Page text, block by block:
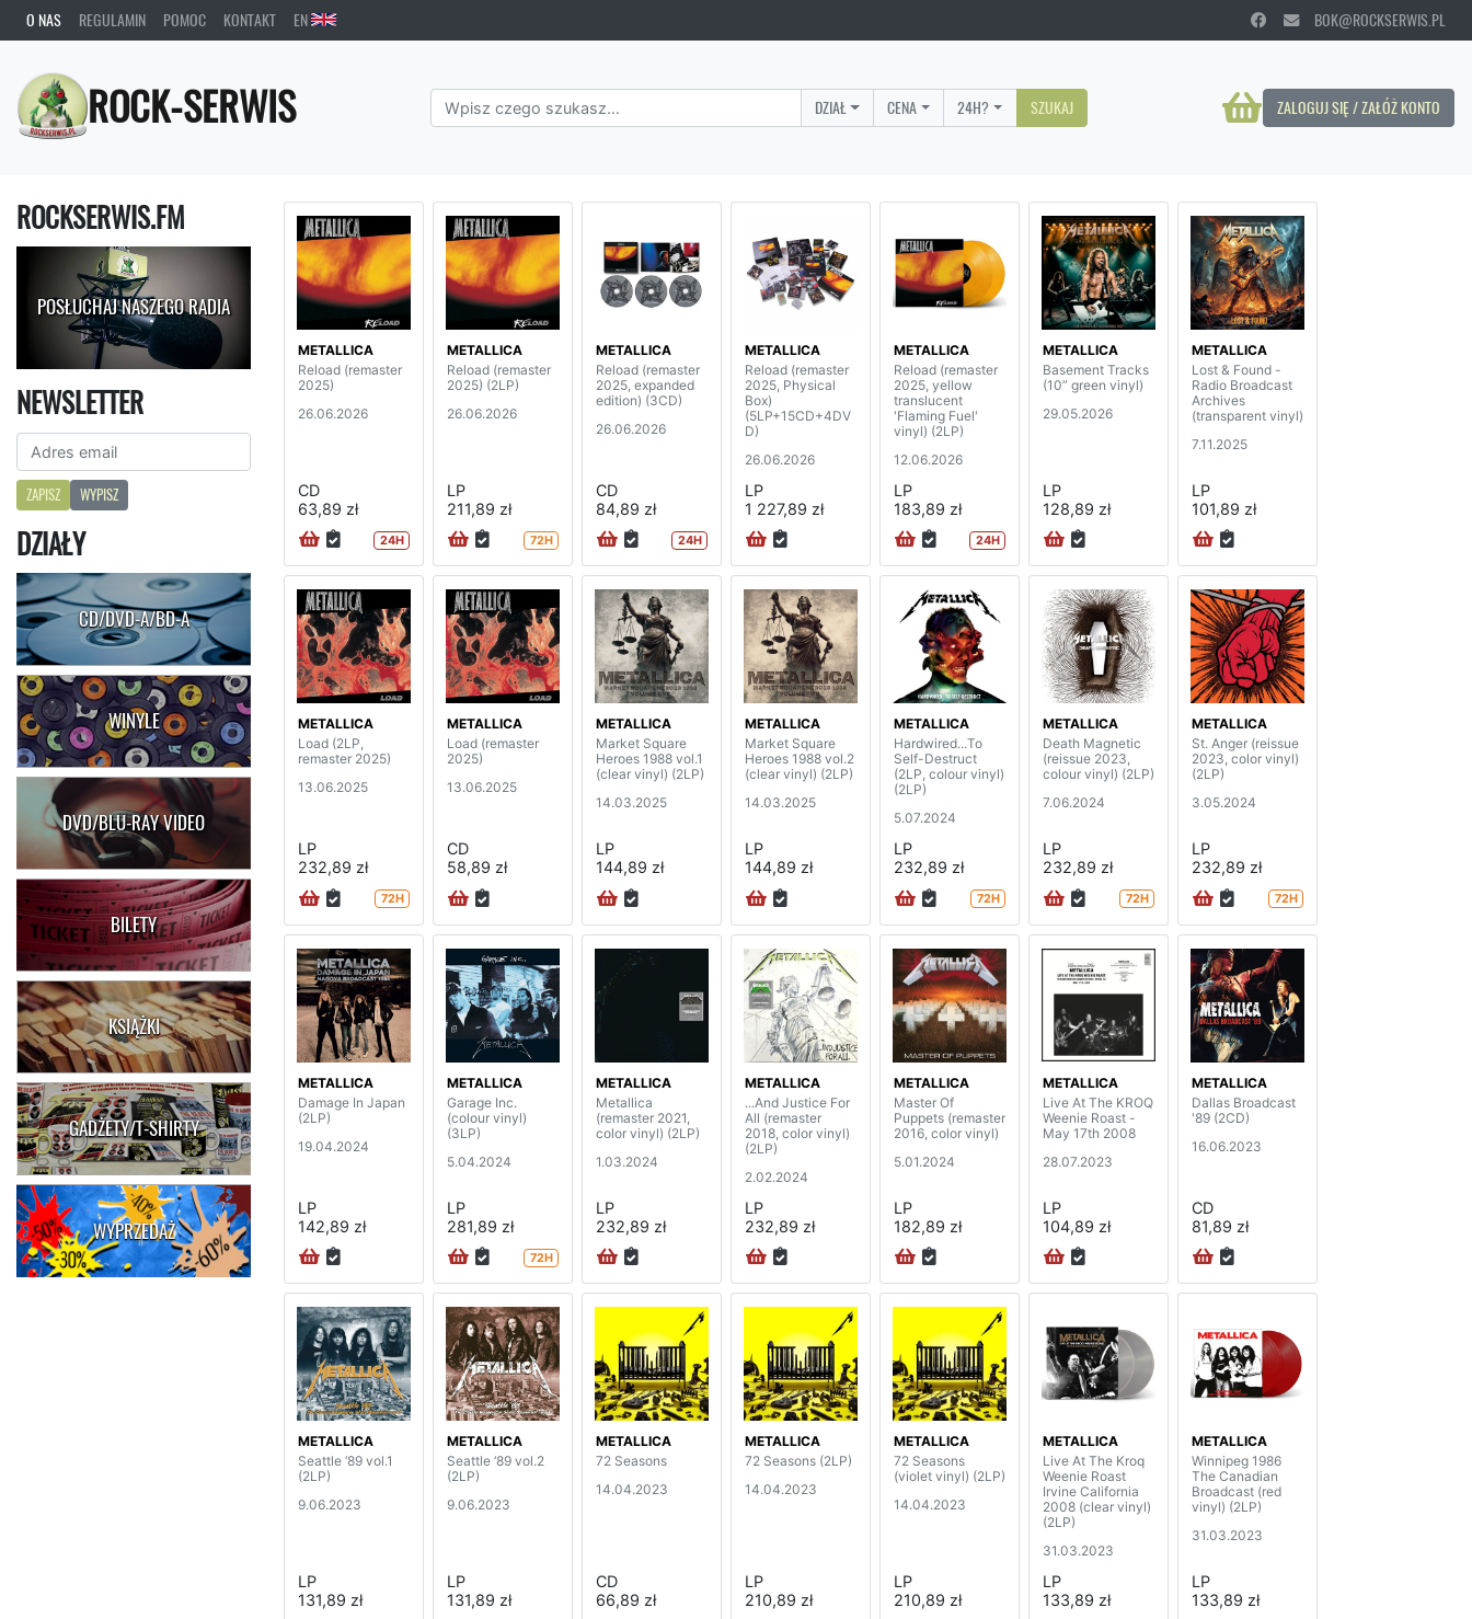
O NAS REGULAMIN POMOC KONTAKT EN BOK@ROCKSERWIS.PL
ROCK-SERWIS ZALOGUJ SIĘ / ZAŁÓŻ KONTO
DZIAŁ CENA 24H? SZUKAJ
ROCKSERWIS.FM
POSŁUCHAJ NASZEGO RADIA
NEWSLETTER
ZAPISZ WYPISZ
DZIAŁY
CD/DVD-A/BD-A
WINYLE
DVD/BLU-RAY VIDEO
BILETY
KSIĄŻKI
GADŻETY/T-SHIRTY
WYPRZEDAŻ
METALLICA
Reload (remaster
2025)
26.06.2026
CD
63,89 zł
24H
METALLICA
Reload (remaster
2025) (2LP)
26.06.2026
LP
211,89 zł
72H
METALLICA
Reload (remaster
2025, expanded
edition) (3CD)
26.06.2026
CD
84,89 zł
24H
METALLICA
Reload (remaster
2025, Physical
Box)
(5LP+15CD+4DV
D)
26.06.2026
LP
1 227,89 zł
METALLICA
Reload (remaster
2025, yellow
translucent
'Flaming Fuel'
vinyl) (2LP)
12.06.2026
LP
183,89 zł
24H
METALLICA
Basement Tracks
(10” green vinyl)
29.05.2026
LP
128,89 zł
METALLICA
Lost & Found -
Radio Broadcast
Archives
(transparent vinyl)
7.11.2025
LP
101,89 zł
METALLICA
Load (2LP,
remaster 2025)
13.06.2025
LP
232,89 zł
72H
METALLICA
Load (remaster
2025)
13.06.2025
CD
58,89 zł
METALLICA
Market Square
Heroes 1988 vol.1
(clear vinyl) (2LP)
14.03.2025
LP
144,89 zł
METALLICA
Market Square
Heroes 1988 vol.2
(clear vinyl) (2LP)
14.03.2025
LP
144,89 zł
METALLICA
Hardwired...To
Self-Destruct
(2LP, colour vinyl)
(2LP)
5.07.2024
LP
232,89 zł
72H
METALLICA
Death Magnetic
(reissue 2023,
colour vinyl) (2LP)
7.06.2024
LP
232,89 zł
72H
METALLICA
St. Anger (reissue
2023, color vinyl)
(2LP)
3.05.2024
LP
232,89 zł
72H
METALLICA
Damage In Japan
(2LP)
19.04.2024
LP
142,89 zł
METALLICA
Garage Inc.
(colour vinyl)
(3LP)
5.04.2024
LP
281,89 zł
72H
METALLICA
Metallica
(remaster 2021,
color vinyl) (2LP)
1.03.2024
LP
232,89 zł
METALLICA
...And Justice For
All (remaster
2018, color vinyl)
(2LP)
2.02.2024
LP
232,89 zł
METALLICA
Master Of
Puppets (remaster
2016, color vinyl)
5.01.2024
LP
182,89 zł
METALLICA
Live At The KROQ
Weenie Roast -
May 17th 2008
28.07.2023
LP
104,89 zł
METALLICA
Dallas Broadcast
'89 (2CD)
16.06.2023
CD
81,89 zł
METALLICA
Seattle ‘89 vol.1
(2LP)
9.06.2023
LP
131,89 zł
METALLICA
Seattle ‘89 vol.2
(2LP)
9.06.2023
LP
131,89 zł
METALLICA
72 Seasons
14.04.2023
CD
66,89 zł
METALLICA
72 Seasons (2LP)
14.04.2023
LP
210,89 zł
METALLICA
72 Seasons
(violet vinyl) (2LP)
14.04.2023
LP
210,89 zł
METALLICA
Live At The Kroq
Weenie Roast
Irvine California
2008 (clear vinyl)
(2LP)
31.03.2023
LP
133,89 zł
METALLICA
Winnipeg 1986
The Canadian
Broadcast (red
vinyl) (2LP)
31.03.2023
LP
133,89 zł